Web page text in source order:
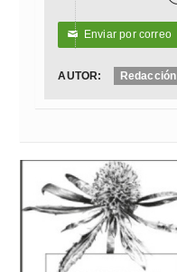
✉ Enviar por correo
AUTOR: Redacción